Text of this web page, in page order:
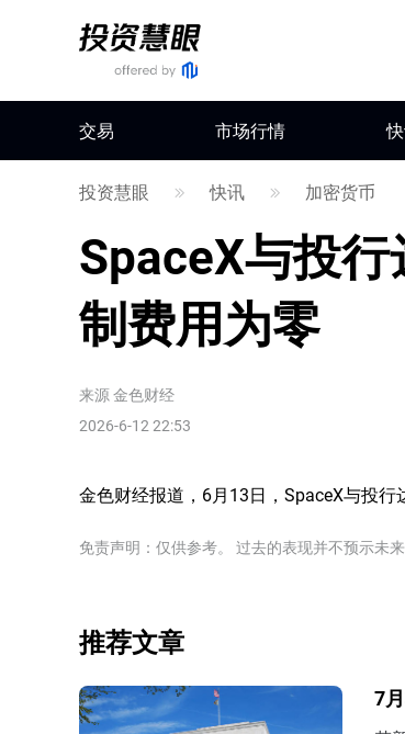
交易 市场行情
投资慧眼 快讯 加密货币
SpaceX与投
制费用为零
来源金色财经
2026-6-12 22:53
金色财经报道，6月13日，SpaceX与投行
免责声明：仅供参考。 过去的表现并不预示未来
推荐文章
7